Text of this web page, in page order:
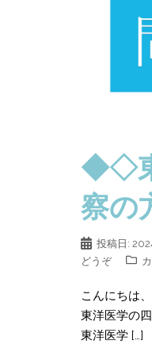
◆◇
察
投稿日:
どうぞ
こんにちは
東洋医学の
東洋医学 […]